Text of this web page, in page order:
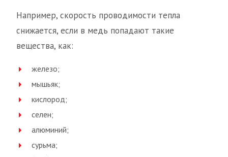
Например, скорость проводимости тепла
снижается, если в медь попадают такие
вещества, как:
железо;
мышьяк;
кислород;
селен;
алюминий;
сурьма;